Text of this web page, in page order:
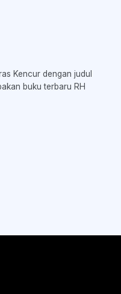
Kencur dengan judul
buku terbaru RH